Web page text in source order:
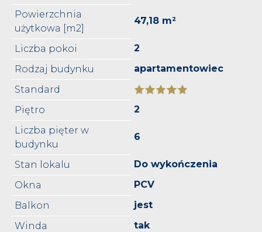
Powierzchnia
użytkowa [m2]
47,18 m²
Liczba pokoi
2
Rodzaj budynku
apartamentowiec
Standard
Piętro
2
Liczba pięter w
budynku
6
Stan lokalu
Do wykończenia
Okna
PCV
Balkon
jest
Winda
tak